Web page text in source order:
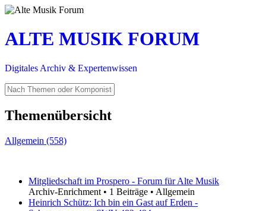
ALTE MUSIK FORUM
Digitales Archiv & Expertenwissen
Themenübersicht
Allgemein (558)
Mitgliedschaft im Prospero - Forum für Alte Musik
Archiv-Enrichment • 1 Beiträge • Allgemein
Heinrich Schütz: Ich bin ein Gast auf Erden -